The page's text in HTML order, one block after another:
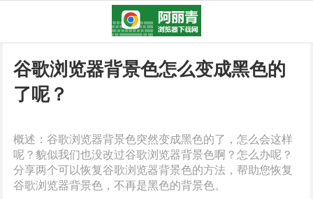
谷歌浏览器背景色怎么变成黑色的
了呢？
概述：谷歌浏览器背景色突然变成黑色的了，怎么会这样
呢？貌似我们也没改过谷歌浏览器背景色啊？怎么办呢？
分享两个可以恢复谷歌浏览器背景色的方法，帮助您恢复
谷歌浏览器背景色，不再是黑色的背景色。